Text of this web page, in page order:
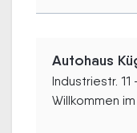
Autohaus
Industriestr. 11
Willkommen